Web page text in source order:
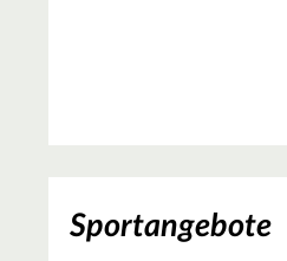
Sportangebote